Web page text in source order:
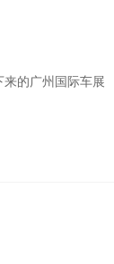
的广州国际车展